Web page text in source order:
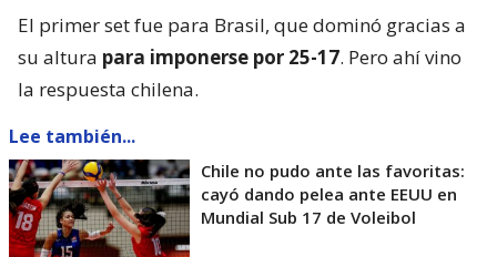
El primer set fue para Brasil, que dominó gracias a
su altura para imponerse por 25-17. Pero ahí vino
la respuesta chilena.
Lee también...
Chile no pudo ante las favoritas:
cayó dando pelea ante EEUU en
Mundial Sub 17 de Voleibol